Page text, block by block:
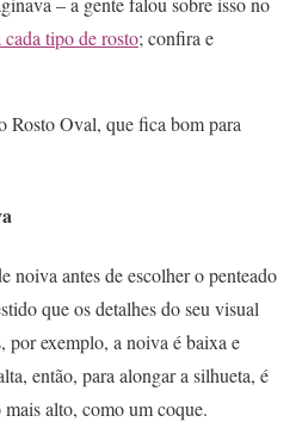
tipo de rosto; confira e
Rosto Oval, que fica bom para
noiva antes de escolher o penteado
que os detalhes do seu visual
por exemplo, a noiva é baixa e
então, para alongar a silhueta, é
alto, como um coque.